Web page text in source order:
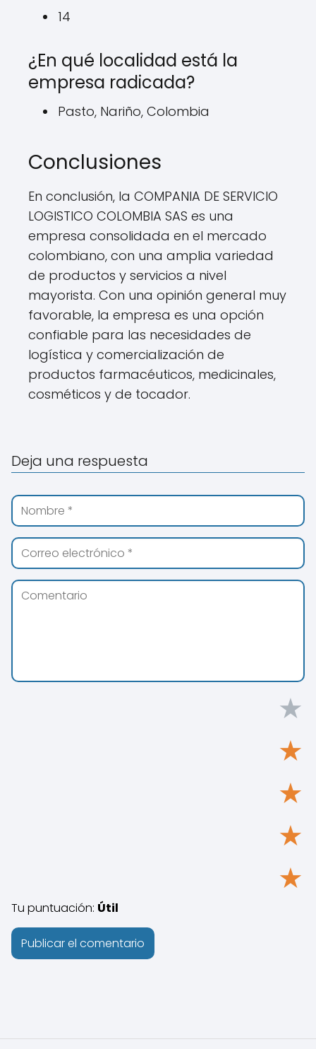
14
¿En qué localidad está la
empresa radicada?
Pasto, Nariño, Colombia
Conclusiones
En conclusión, la COMPANIA DE SERVICIO
LOGISTICO COLOMBIA SAS es una
empresa consolidada en el mercado
colombiano, con una amplia variedad
de productos y servicios a nivel
mayorista. Con una opinión general muy
favorable, la empresa es una opción
confiable para las necesidades de
logística y comercialización de
productos farmacéuticos, medicinales,
cosméticos y de tocador.
Deja una respuesta
★
★
★
★
★
Tu puntuación: Útil